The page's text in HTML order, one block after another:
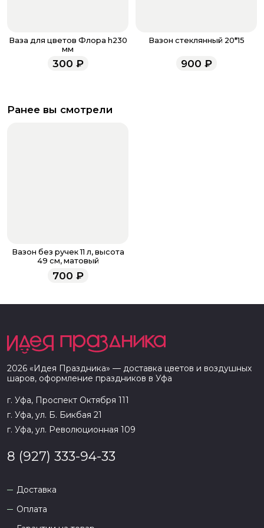
Ваза для цветов Флора h230
мм
300 ₽
Вазон стеклянный 20*15
900 ₽
Ранее вы смотрели
Вазон без ручек 11 л, высота
49 см, матовый
700 ₽
2026 «Идея Праздника» — доставка цветов и воздушных
шаров, оформление праздников в Уфа
г. Уфа, Проспект Октября 111
г. Уфа, ул. Б. Бикбая 21
г. Уфа, ул. Революционная 109
8 (927) 333-94-33
Доставка
Оплата